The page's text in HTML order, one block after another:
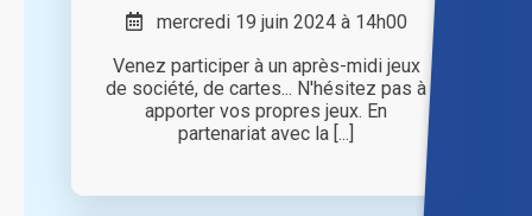
mercredi 19 juin 2024 à 14h00
Venez participer à un après-midi jeux
de société, de cartes... N'hésitez pas à
apporter vos propres jeux. En
partenariat avec la [...]